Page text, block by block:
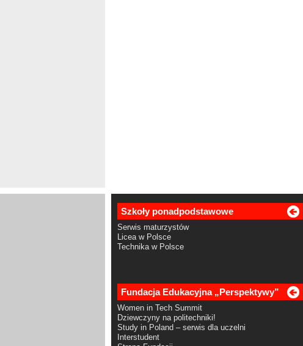
Szkoły ponadpodstawowe
Serwis maturzystów
Licea w Polsce
Technika w Polsce
Fundacja Edukacyjna „Perspektywy”
Women in Tech Summit
Dziewczyny na politechniki!
Study in Poland – serwis dla uczelni
Interstudent